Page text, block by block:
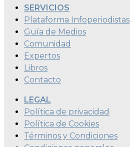
SERVICIOS
Plataforma Infoperiodistas
Guía de Medios
Comunidad
Expertos
Libros
Contacto
LEGAL
Política de privacidad
Política de Cookies
Términos y Condiciones